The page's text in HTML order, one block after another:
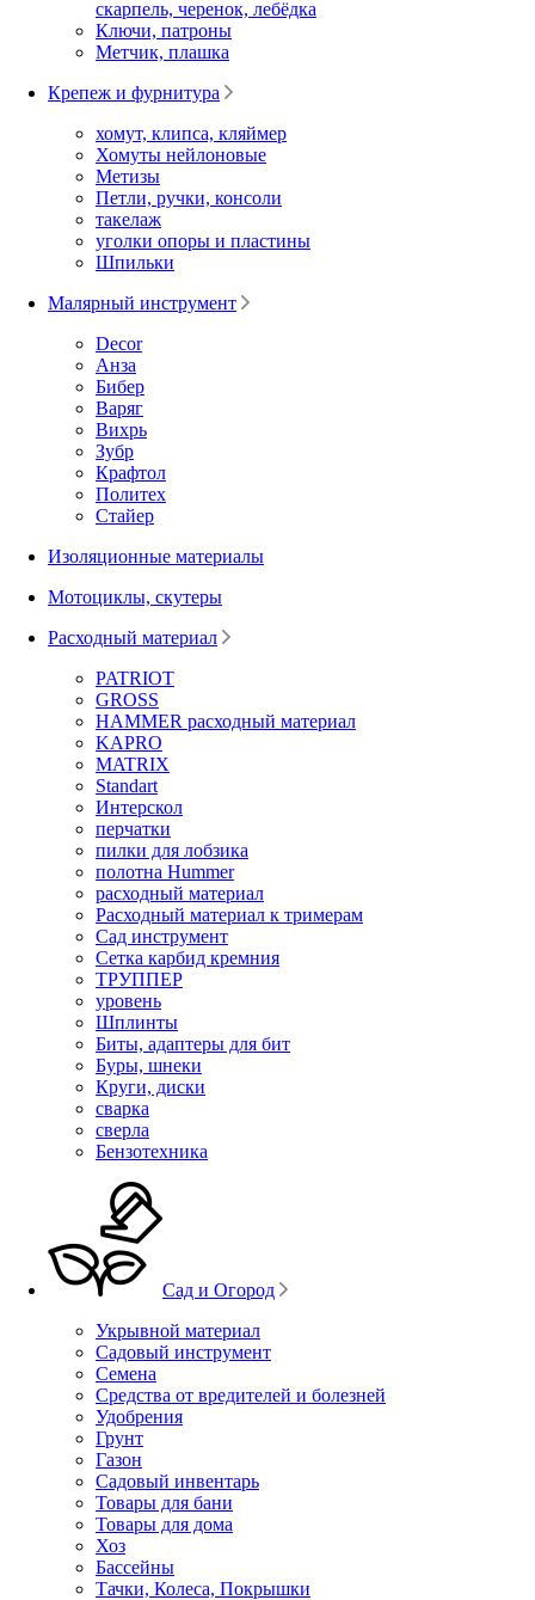
скарпель, черенок, лебёдка
Ключи, патроны
Метчик, плашка
Крепеж и фурнитура
хомут, клипса, кляймер
Хомуты нейлоновые
Метизы
Петли, ручки, консоли
такелаж
уголки опоры и пластины
Шпильки
Малярный инструмент
Decor
Анза
Бибер
Варяг
Вихрь
Зубр
Крафтол
Политех
Стайер
Изоляционные материалы
Мотоциклы, скутеры
Расходный материал
PATRIOT
GROSS
HAMMER расходный материал
KAPRO
MATRIX
Standart
Интерскол
перчатки
пилки для лобзика
полотна Hummer
расходный материал
Расходный материал к тримерам
Сад инструмент
Сетка карбид кремния
ТРУППЕР
уровень
Шплинты
Биты, адаптеры для бит
Буры, шнеки
Круги, диски
сварка
сверла
Бензотехника
Сад и Огород
Укрывной материал
Садовый инструмент
Семена
Средства от вредителей и болезней
Удобрения
Грунт
Газон
Садовый инвентарь
Товары для бани
Товары для дома
Хоз
Бассейны
Тачки, Колеса, Покрышки